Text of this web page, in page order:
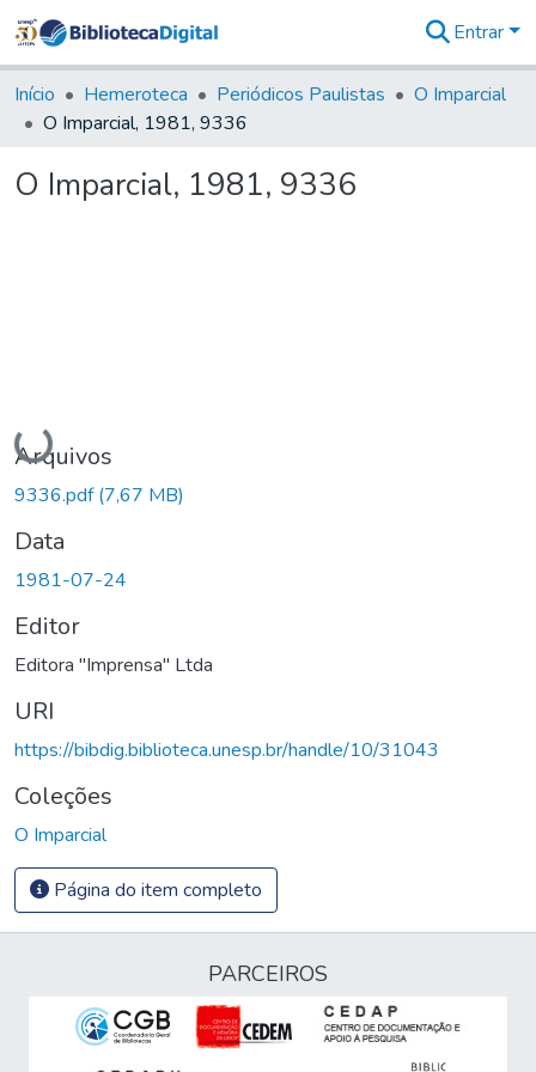
&
Coleções
Tudo na
Digital
Entrar
Início Hemeroteca Periódicos Paulistas
O Imparcial
O Imparcial, 1981, 9336
O Imparcial, 1981, 9336
Carregando...
Arquivos
9336.pdf(7,67 MB)
Data
1981-07-24
Editor
Editora "Imprensa" Ltda
URI
https://bibdig.biblioteca.unesp.br/handle/10/31043
Coleções
O Imparcial
Página do item completo
PARCEIROS